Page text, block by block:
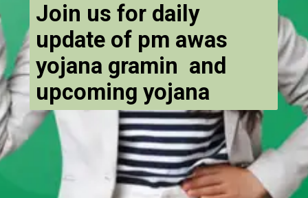
Join us for daily
update of pm awas
yojana gramin and
upcoming yojana